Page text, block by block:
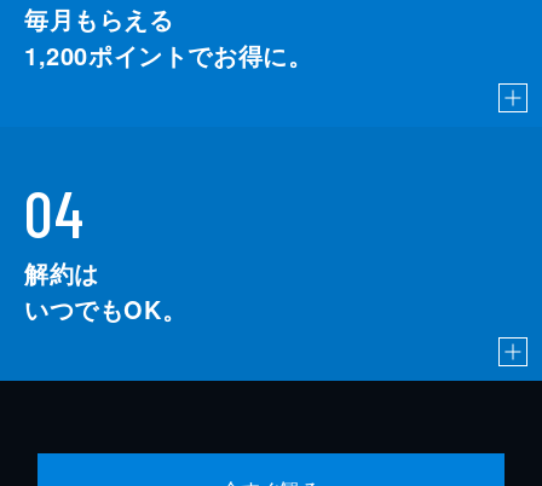
毎月もらえる
1,200ポイントでお得に。
04
解約は
いつでもOK。